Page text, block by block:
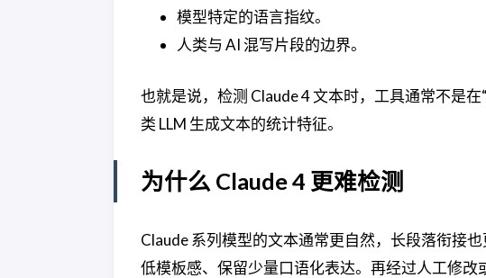
模型特定的语言指纹。
人类与 AI 混写片段的边界。
也就是说，检测 Claude 4 文本时，工具通常不是
类 LLM 生成文本的统计特征。
为什么 Claude 4 更难检测
Claude 系列模型的文本通常更自然，长段落衔接
低模板感、保留少量口语化表达。再经过人工修改